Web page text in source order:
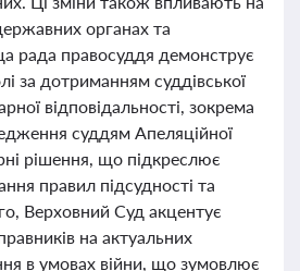
органах та
рада правосуддя демонструє
за дотриманням суддівської
відповідальності, зокрема
суддям Апеляційної
рішення, що підкреслює
правил підсудності та
Верховний Суд акцентує
на актуальних
в умовах війни, що зумовлює